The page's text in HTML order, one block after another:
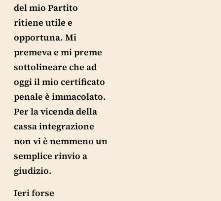
del mio Partito
ritiene utile e
opportuna. Mi
premeva e mi preme
sottolineare che ad
oggi il mio certificato
penale è immacolato.
Per la vicenda della
cassa integrazione
non vi è nemmeno un
semplice rinvio a
giudizio.
Ieri forse